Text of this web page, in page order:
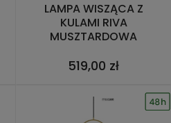
LAMPA WISZĄCA Z
KULAMI RIVA
MUSZTARDOWA
519,00 zł